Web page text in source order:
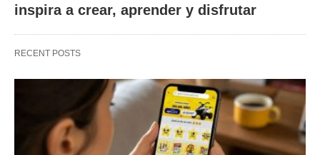
inspira a crear, aprender y disfrutar
RECENT POSTS